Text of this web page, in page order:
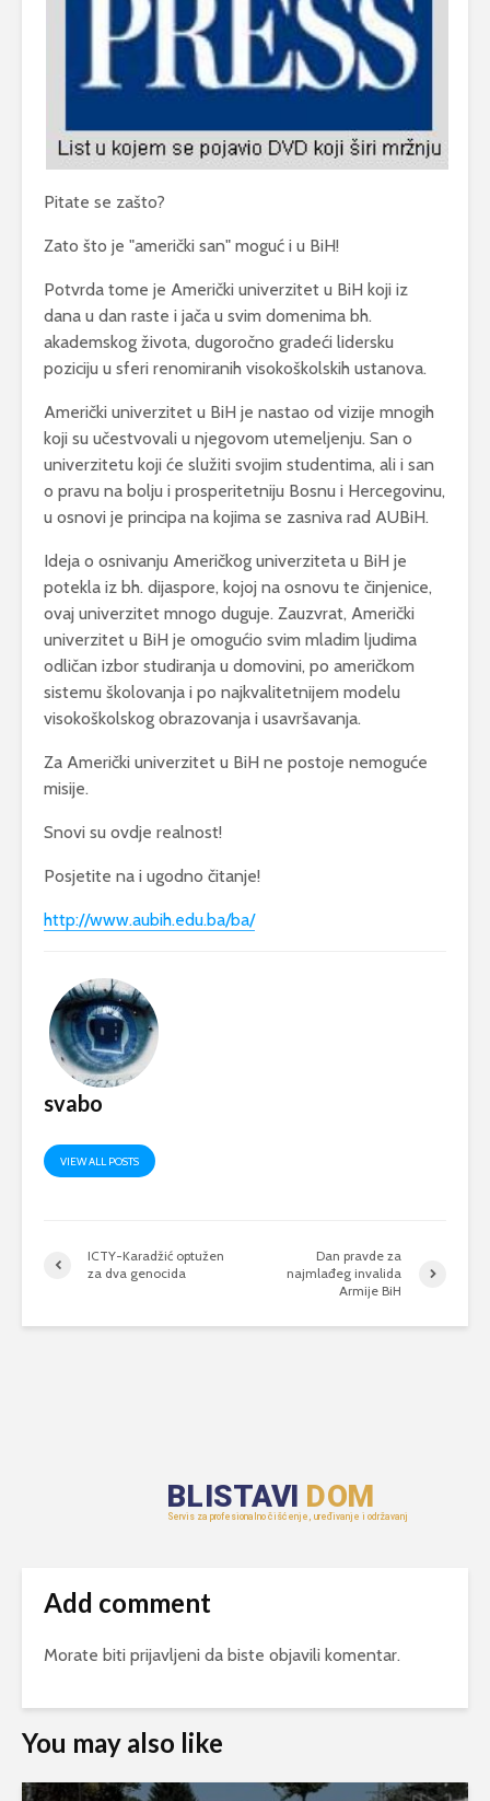
Pitate se zašto?
Zato što je "američki san" moguć i u BiH!
Potvrda tome je Američki univerzitet u BiH koji iz
dana u dan raste i jača u svim domenima bh.
akademskog života, dugoročno gradeći lidersku
poziciju u sferi renomiranih visokoškolskih ustanova.
Američki univerzitet u BiH je nastao od vizije mnogih
koji su učestvovali u njegovom utemeljenju. San o
univerzitetu koji će služiti svojim studentima, ali i san
o pravu na bolju i prosperitetniju Bosnu i Hercegovinu,
u osnovi je principa na kojima se zasniva rad AUBiH.
Ideja o osnivanju Američkog univerziteta u BiH je
potekla iz bh. dijaspore, kojoj na osnovu te činjenice,
ovaj univerzitet mnogo duguje. Zauzvrat, Američki
univerzitet u BiH je omogućio svim mladim ljudima
odličan izbor studiranja u domovini, po američkom
sistemu školovanja i po najkvalitetnijem modelu
visokoškolskog obrazovanja i usavršavanja.
Za Američki univerzitet u BiH ne postoje nemoguće
misije.
Snovi su ovdje realnost!
Posjetite na i ugodno čitanje!
http://www.aubih.edu.ba/ba/
svabo
VIEW ALL POSTS
ICTY-Karadžić optužen
za dva genocida
Dan pravde za
najmlađeg invalida
Armije BiH
Add comment
Morate biti prijavljeni da biste objavili komentar.
You may also like